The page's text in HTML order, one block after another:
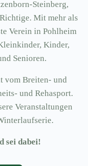
Steinberg,
Mit mehr als
Verein in Pohlheim
Kinder,
Senioren.
vom Breiten- und
und Rehasport.
Veranstaltungen
sei dabei!